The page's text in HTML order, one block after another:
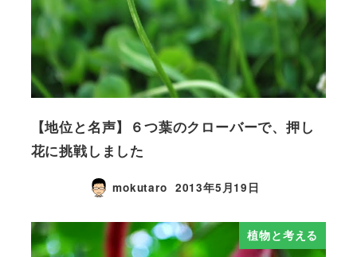
【地位と名声】６つ葉のクローバーで、押し
花に挑戦しました
mokutaro 2013年5月19日
植物と考える